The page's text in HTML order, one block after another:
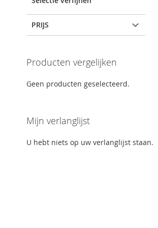
PRIJS
Producten vergelijken
Geen producten geselecteerd.
Mijn verlanglijst
U hebt niets op uw verlanglijst staan.